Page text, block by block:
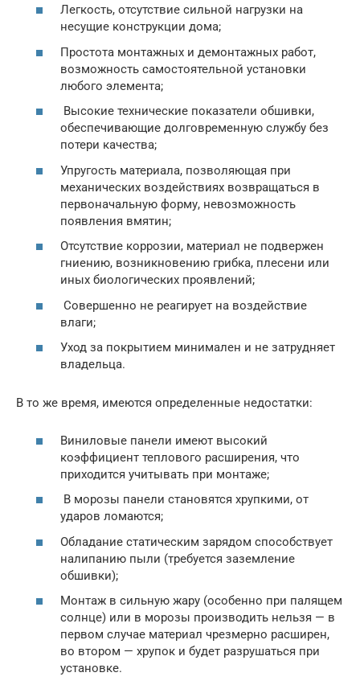
Легкость, отсутствие сильной нагрузки на
несущие конструкции дома;
Простота монтажных и демонтажных работ,
возможность самостоятельной установки
любого элемента;
Высокие технические показатели обшивки,
обеспечивающие долговременную службу без
потери качества;
Упругость материала, позволяющая при
механических воздействиях возвращаться в
первоначальную форму, невозможность
появления вмятин;
Отсутствие коррозии, материал не подвержен
гниению, возникновению грибка, плесени или
иных биологических проявлений;
Совершенно не реагирует на воздействие
влаги;
Уход за покрытием минимален и не затрудняет
владельца.
В то же время, имеются определенные недостатки:
Виниловые панели имеют высокий
коэффициент теплового расширения, что
приходится учитывать при монтаже;
В морозы панели становятся хрупкими, от
ударов ломаются;
Обладание статическим зарядом способствует
налипанию пыли (требуется заземление
обшивки);
Монтаж в сильную жару (особенно при палящем
солнце) или в морозы производить нельзя — в
первом случае материал чрезмерно расширен,
во втором — хрупок и будет разрушаться при
установке.